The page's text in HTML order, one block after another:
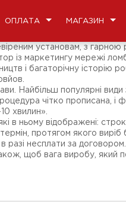
ОПЛАТА МАГАЗИН
установам, з гарною
із маркетингу мережі
і багаторічну історію
популярні види
чітко прописана, і
хвилин».
в ньому відображені:
протягом якого
разі несплати за
щоб вага виробу, який